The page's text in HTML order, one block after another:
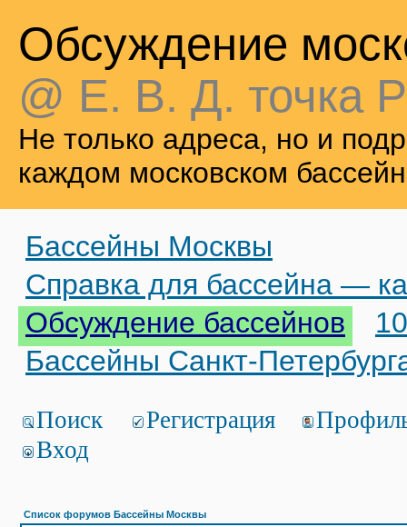
Обсуждение
@ Е. В. Д. точка
Не только адреса, но и
каждом московском
Бассейны Москвы
Справка для бассейна —
Обсуждение бассейнов
Бассейны Санкт-
Поиск Регистрация
Вход
Список форумов Бассейны Москвы